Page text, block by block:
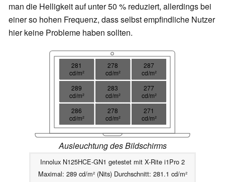
man die Helligkeit auf unter 50 % reduziert, allerdings bei
einer so hohen Frequenz, dass selbst empfindliche Nutzer
hier keine Probleme haben sollten.
281
cd/m²
278
cd/m²
287
cd/m²
289
cd/m²
283
cd/m²
277
cd/m²
286
cd/m²
278
cd/m²
271
cd/m²
Ausleuchtung des Bildschirms
Innolux N125HCE-GN1 getestet mit X-Rite i1Pro 2
Maximal: 289 cd/m² (Nits) Durchschnitt: 281.1 cd/m²